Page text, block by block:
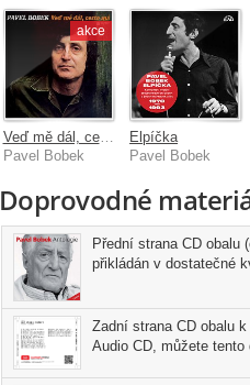
akce
Veď mě dál, cesto má
Pavel Bobek
Elpíčka
Pavel Bobek
Doprovodné
Přední strana CD obalu
přikládán v dostatečné
Zadní strana CD obalu
Audio CD, můžete